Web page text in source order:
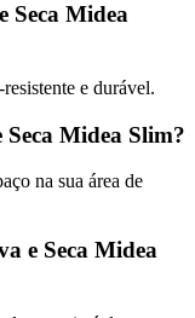
Seca Midea
e durável.
Midea Slim?
na sua área de
e Seca Midea